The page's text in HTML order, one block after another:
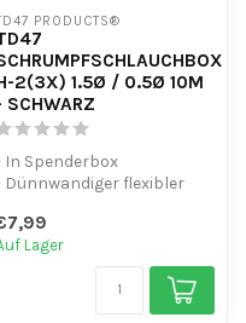
PRODUCTS®
2(3X) 1.5Ø / 0.5Ø 10M
SCHWARZ
In Spenderbox
Dünnwandiger flexibler
UV-beständig
Lager